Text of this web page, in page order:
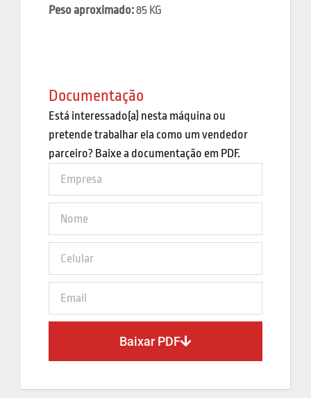
Peso aproximado:85 KG
Documentação
Está interessado(a) nesta máquina ou
pretende trabalhar ela como um vendedor
parceiro? Baixe a documentação em PDF.
Baixar PDF